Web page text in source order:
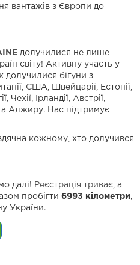
вантажів з Європи до
долучилися не лише
світу! Активну участь у
долучилися бігуни з
США, Швейцарії, Естонії,
Чехії, Ірландії, Австрії,
Алжиру. Нас підтримує
кожному, хто долучився
далі! Реєстрація триває, а
пробігти 6993 кілометри ,
України.